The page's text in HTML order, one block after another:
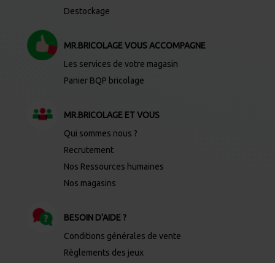
Destockage
MR.BRICOLAGE VOUS ACCOMPAGNE
Les services de votre magasin
Panier BQP bricolage
MR.BRICOLAGE ET VOUS
Qui sommes nous ?
Recrutement
Nos Ressources humaines
Nos magasins
BESOIN D'AIDE ?
Conditions générales de vente
Règlements des jeux